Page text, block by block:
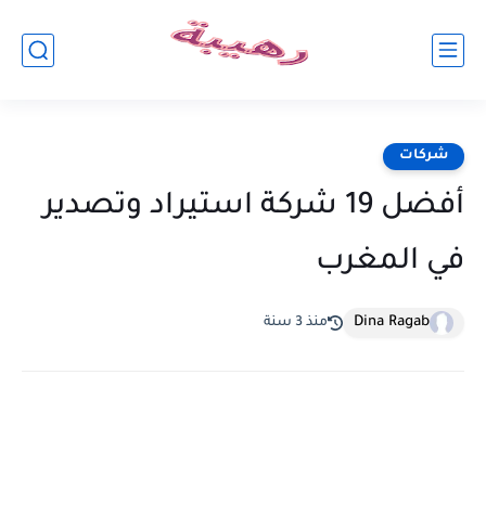
شركات
أفضل 19 شركة استيراد وتصدير
في المغرب
Dina Ragab منذ 3 سنة